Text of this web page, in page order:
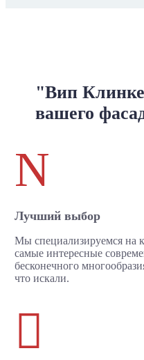
"Вип
вашего
N
Лучший выбор
Мы специализируемся на
самые интересные
бесконечного
что искали.
